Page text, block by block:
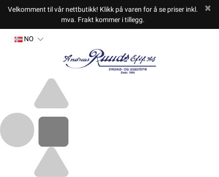
Velkomment til vår nettbutikk! Klikk på varen for å se priser inkl.
mva. Frakt kommer i tillegg.
NO